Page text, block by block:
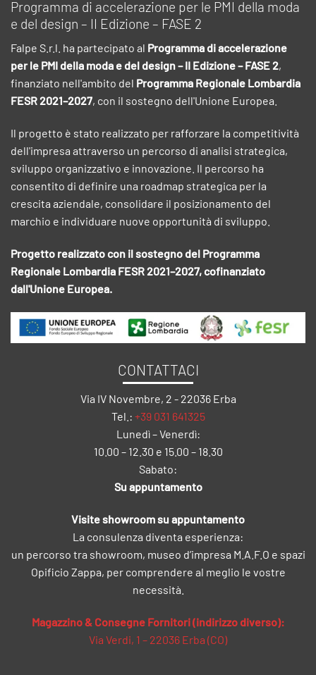
Programma di accelerazione per le PMI della moda
e del design – II Edizione – FASE 2
Falpe S.r.l. ha partecipato al Programma di accelerazione
per le PMI della moda e del design – II Edizione – FASE 2,
finanziato nell'ambito del Programma Regionale Lombardia
FESR 2021–2027, con il sostegno dell'Unione Europea.
Il progetto è stato realizzato per rafforzare la competitività
dell'impresa attraverso un percorso di analisi strategica,
sviluppo organizzativo e innovazione. Il percorso ha
consentito di definire una roadmap strategica per la
crescita aziendale, consolidare il posizionamento del
marchio e individuare nuove opportunità di sviluppo.
Progetto realizzato con il sostegno del Programma
Regionale Lombardia FESR 2021–2027, cofinanziato
dall'Unione Europea.
CONTATTACI
Via IV Novembre, 2 - 22036 Erba
Tel.: +39 031 641325
Lunedì – Venerdì:
10.00 – 12.30 e 15.00 – 18.30
Sabato:
Su appuntamento
Visite showroom su appuntamento
La consulenza diventa esperienza:
un percorso tra showroom, museo d’impresa M.A.F.O e spazi
Opificio Zappa, per comprendere al meglio le vostre
necessità.
Magazzino & Consegne Fornitori (indirizzo diverso):
Via Verdi, 1 – 22036 Erba (CO)